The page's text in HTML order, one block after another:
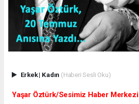
Erkek| Kadın (Haberi Sesli Oku)
Yaşar Öztürk/Sesimiz Haber Merkezi